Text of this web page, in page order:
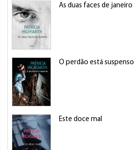
As duas faces de janeiro
O perdão está suspenso
Este doce mal